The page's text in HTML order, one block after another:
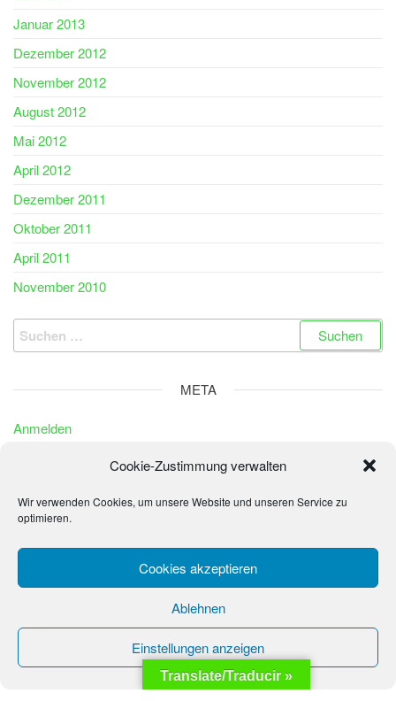
Cookie-Zustimmung verwalten
Wir verwenden Cookies, um unsere Website und unseren Service zu
optimieren.
Cookies akzeptieren
Ablehnen
Einstellungen anzeigen
Januar 2013
Dezember 2012
November 2012
August 2012
Mai 2012
April 2012
Dezember 2011
Oktober 2011
April 2011
November 2010
Suchen
nach:
META
Anmelden
WordPress.org
© 2026 - La Sonrisa de los Niños - Fundación Peter
Wochinger
Translate/Traducir »